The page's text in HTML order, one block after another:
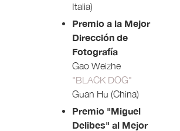
Italia)
Premio a la Mejor
Dirección de
Fotografía
Gao Weizhe
"BLACK DOG"
Guan Hu (China)
Premio "Miguel
Delibes" al Mejor